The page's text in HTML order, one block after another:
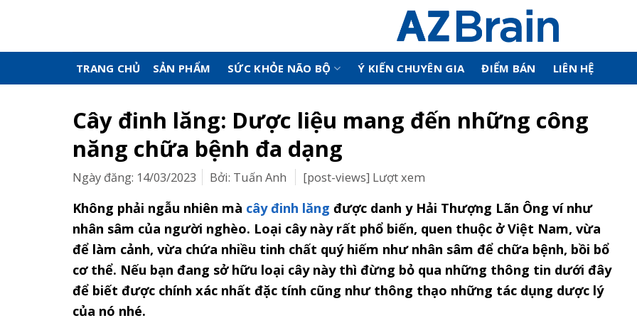
content
TRANG CHỦ SẢN PHẨM SỨC KHỎE NÃO BỘ Ý KIẾN CHUYÊN GIA ĐIỂM BÁN LIÊN HỆ
Cây đinh lăng: Dược liệu mang đến những công
năng chữa bệnh đa dạng
Ngày đăng: 14/03/2023 Bởi: Tuấn Anh [post-views] Lượt xem
Không phải ngẫu nhiên mà cây đinh lăng được danh y Hải Thượng Lãn Ông ví như
nhân sâm của người nghèo. Loại cây này rất phổ biến, quen thuộc ở Việt Nam, vừa
để làm cảnh, vừa chứa nhiều tinh chất quý hiếm như nhân sâm để chữa bệnh, bồi bổ
cơ thể. Nếu bạn đang sở hữu loại cây này thì đừng bỏ qua những thông tin dưới đây
để biết được chính xác nhất đặc tính cũng như thông thạo những tác dụng dược lý
của nó nhé.